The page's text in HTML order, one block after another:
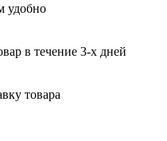
удобно
в течение 3-х дней
товара